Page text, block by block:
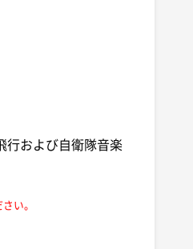
行および自衛隊音楽
い。